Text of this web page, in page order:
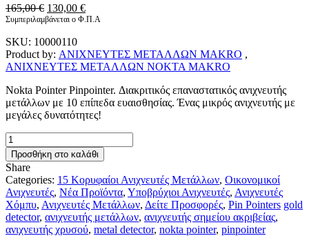
165,00€ Original
price
165,00 €.
130,00 €Η
τρέχουσα
130,00 €.
Συμπεριλαμβάνεται ο Φ.Π.Α
SKU: 10000110
Product by: ΑΝΙΧΝΕΥΤΕΣ ΜΕΤΑΛΛΩΝ MAKRO ,
ΑΝΙΧΝΕΥΤΕΣ ΜΕΤΑΛΛΩΝ NOKTA MAKRO
Nokta Pointer Pinpointer. Διακριτικός επαναστατικός ανιχνευτής
μετάλλων με 10 επίπεδα ευαισθησίας. Ένας μικρός ανιχνευτής με
μεγάλες δυνατότητες!
Nokta
Pointer
Ανιχνευτής
Ακρίβειας
ποσότητα
Προσθήκη στο καλάθι
Share
Categories: 15 Κορυφαίοι Ανιχνευτές Μετάλλων, Οικονομικοί
Ανιχνευτές, Νέα Προϊόντα, Υποβρύχιοι Ανιχνευτές, Ανιχνευτές
Χόμπυ, Ανιχνευτές Μετάλλων, Δείτε Προσφορές, Pin Pointers gold
detector, ανιχνευτής μετάλλων, ανιχνευτής σημείου ακριβείας,
ανιχνευτής χρυσού, metal detector, nokta pointer, pinpointer